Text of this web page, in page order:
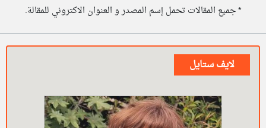
* جميع المقالات تحمل إسم المصدر و العنوان الاكتروني للمقالة.
لايف ستايل